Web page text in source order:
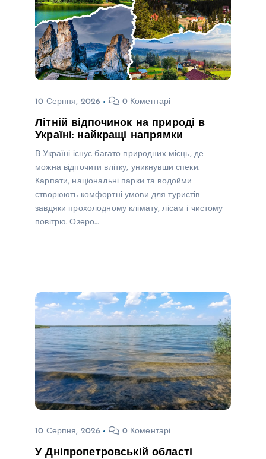
10 Серпня, 2026 0 Коментарі
Літній відпочинок на природі в
Україні: найкращі напрямки
В Україні існує багато природних місць, де
можна відпочити влітку, уникнувши спеки.
Карпати, національні парки та водойми
створюють комфортні умови для туристів
завдяки прохолодному клімату, лісам і чистому
повітрю. Озеро…
10 Серпня, 2026 0 Коментарі
У Дніпропетровській області